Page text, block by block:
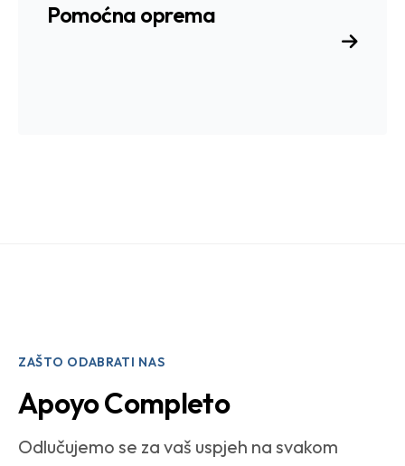
Pomoćna oprema
ZAŠTO ODABRATI NAS
Apoyo Completo
Odlučujemo se za vaš uspjeh na svakom